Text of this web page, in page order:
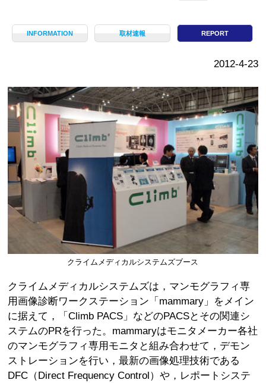
INFORMATION 取材速報 REPORT
2012-4-23
クライムメディカルシステムズブース
クライムメディカルシステムズは，マンモグラフィ専
用画像診断ワークステーション「mammary」をメイン
に据えて，「Climb PACS」などのPACSとその関連シ
ステムのPRを行った。mammaryはモニタメーカー各社
のマンモグラフィ専用モニタと組み合わせて，デモン
ストレーションを行い，最新の画像処理技術である
DFC（Direct Frequency Control）や，レポートシステ